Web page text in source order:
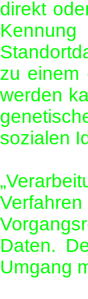
direkt
zu einem
werden
sozialen
Daten.
Umgang